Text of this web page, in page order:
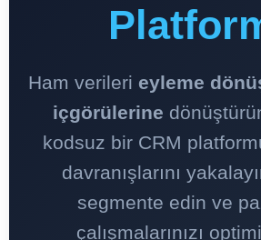
Ham verileri eyleme
içgörülerine
kodsuz bir CRM
davranışlarını
segmente edin ve
çalışmalarınızı